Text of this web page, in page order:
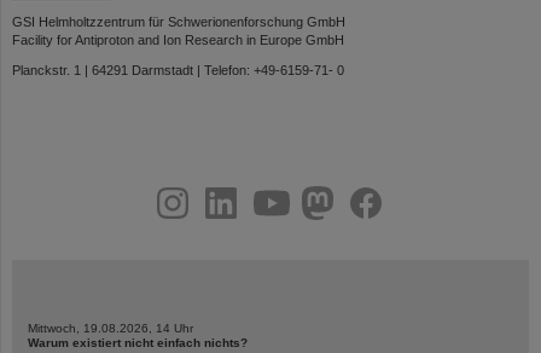
GSI Helmholtzzentrum für Schwerionenforschung GmbH
Facility for Antiproton and Ion Research in Europe GmbH
Planckstr. 1 | 64291 Darmstadt | Telefon: +49-6159-71- 0
youtubehelmholtz.socialfacebook
Mittwoch, 19.08.2026, 14 Uhr
Warum existiert nicht einfach nichts?